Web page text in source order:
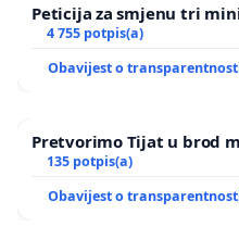
Peticija za smjenu tri
4 755 potpis(a)
Obavijest o
Pretvorimo Tijat u brod
135 potpis(a)
Obavijest o